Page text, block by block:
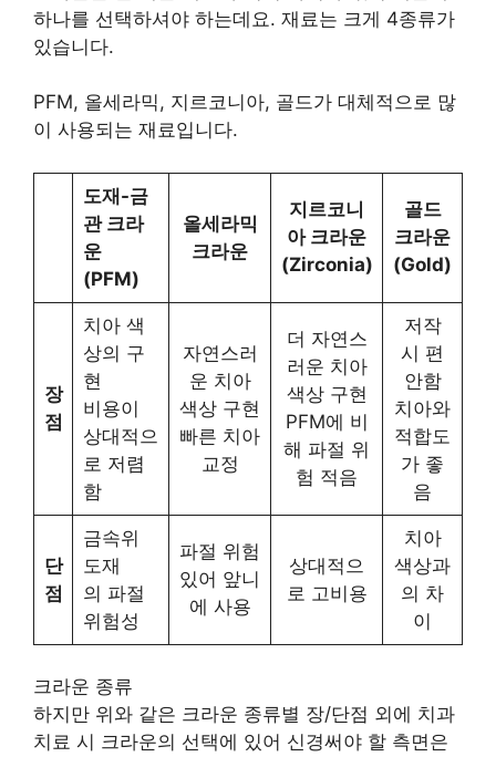
하나를 선택하셔야 하는데요. 재료는 크게 4종류가
있습니다.
PFM, 올세라믹, 지르코니아, 골드가 대체적으로 많
이 사용되는 재료입니다.
도재-금
관 크라
운
(PFM)
올세라믹
크라운
지르코니
아 크라운
(Zirconia)
골드
크라운
(Gold)
장
점
치아 색
상의 구
현
비용이
상대적으
로 저렴
함
자연스러
운 치아
색상 구현
빠른 치아
교정
더 자연스
러운 치아
색상 구현
PFM에 비
해 파절 위
험 적음
저작
시 편
안함
치아와
적합도
가 좋
음
단
점
금속위
도재
의 파절
위험성
파절 위험
있어 앞니
에 사용
상대적으
로 고비용
치아
색상과
의 차
이
크라운 종류
하지만 위와 같은 크라운 종류별 장/단점 외에 치과
치료 시 크라운의 선택에 있어 신경써야 할 측면은